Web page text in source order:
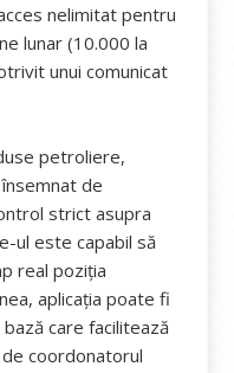
nelimitat pentru
lunar (10.000 la
unui comunicat
petroliere,
de
strict asupra
ul este capabil să
real poziția
aplicația poate fi
care facilitează
coordonatorul